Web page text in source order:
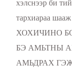
хэлснээр би
тархиараа
ХОХИЧИНО
БЭ АМЬТНЫ
АМЬДРАХ